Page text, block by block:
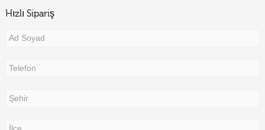
Hızlı Sipariş